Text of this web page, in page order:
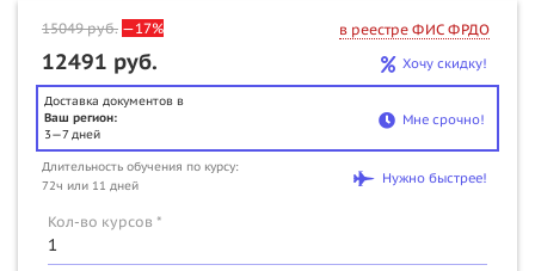
15049руб. —17% в реестре ФИС ФРДО
12491 руб. Хочу скидку!
Доставка документов в
Ваш регион:
3—7 дней
Мне срочно!
Длительность обучения по курсу:
72ч или 11 дней
Нужно быстрее!
Кол-во курсов *